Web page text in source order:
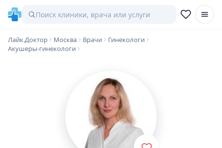
Лайк.Доктор Москва Врачи
Гинекологи
Акушеры-гинекологи